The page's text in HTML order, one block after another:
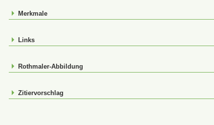
Merkmale
Links
Rothmaler-Abbildung
Zitiervorschlag